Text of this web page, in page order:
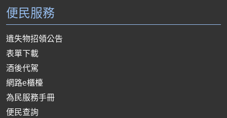
便民服務
遺失物招領公告
表單下載
酒後代駕
網路e櫃檯
為民服務手冊
便民查詢